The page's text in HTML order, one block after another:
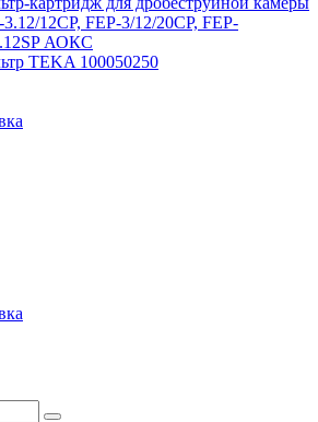
3.12/12СР, FEP-3/12/20CP, FEP-
АОКС
TEKA 100050250